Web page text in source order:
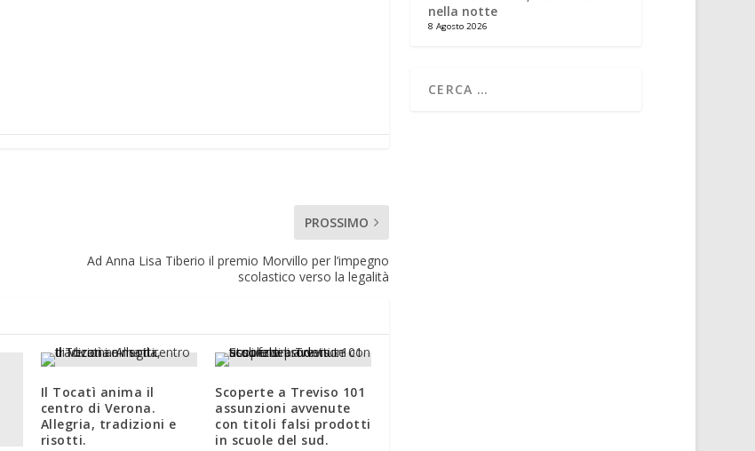
PROSSIMO
Ad Anna Lisa Tiberio il premio Morvillo per l’impegno
scolastico verso la legalità
Il Tocatì anima il
centro di Verona.
Allegria, tradizioni e
risotti.
Scoperte a Treviso 101
assunzioni avvenute
con titoli falsi prodotti
in scuole del sud.
nella notte
8 Agosto 2026